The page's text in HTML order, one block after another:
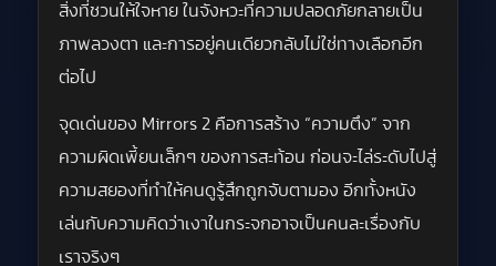
สิ่งที่ชวนให้ใจหาย ในจังหวะที่ความปลอดภัยกลายเป็น
ภาพลวงตา และการอยู่คนเดียวกลับไม่ใช่ทางเลือกอีก
ต่อไป
จุดเด่นของ Mirrors 2 คือการสร้าง “ความตึง” จาก
ความผิดเพี้ยนเล็กๆ ของการสะท้อน ก่อนจะไล่ระดับไปสู่
ความสยองที่ทำให้คนดูรู้สึกถูกจับตามอง อีกทั้งหนัง
เล่นกับความคิดว่าเงาในกระจกอาจเป็นคนละเรื่องกับ
เราจริงๆ